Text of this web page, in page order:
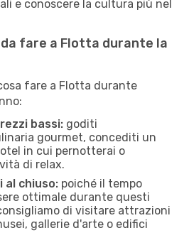
e conoscere la cultura più nel
fare a Flotta durante la
fare a Flotta durante
bassi: goditi
gourmet, concediti un
in cui pernotterai o
di relax.
chiuso: poiché il tempo
ottimale durante questi
di visitare attrazioni
gallerie d'arte o edifici